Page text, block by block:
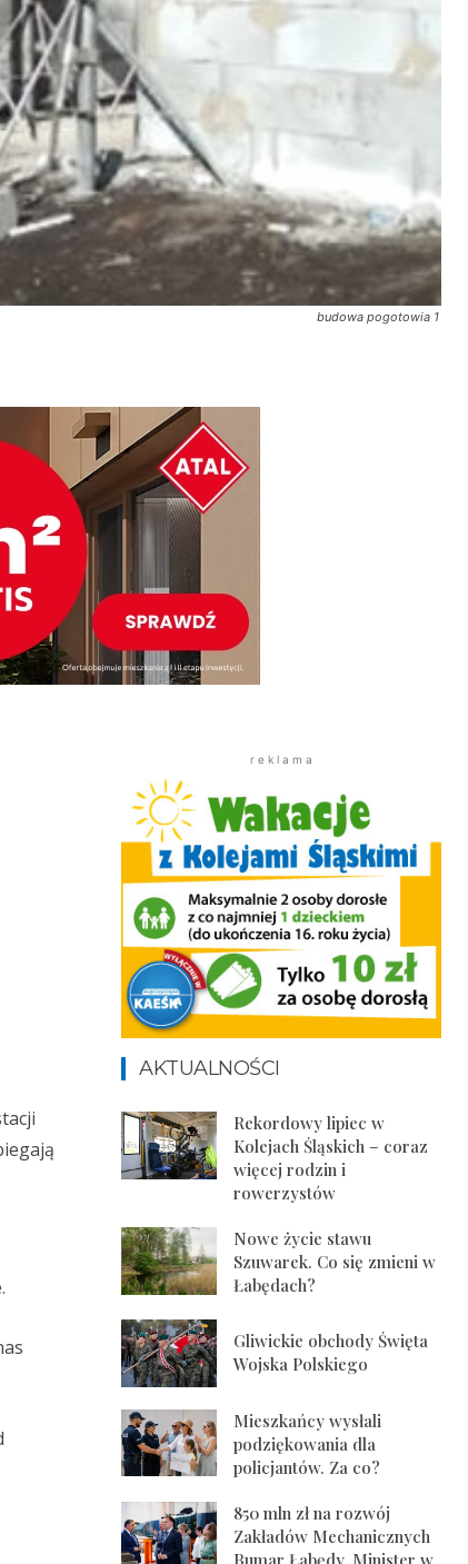
budowa pogotowia 1
r e k l a m a
AKTUALNOŚCI
Rekordowy lipiec w
Kolejach Śląskich – coraz
więcej rodzin i
rowerzystów
Nowe życie stawu
Szuwarek. Co się zmieni w
Łabędach?
Gliwickie obchody Święta
Wojska Polskiego
Mieszkańcy wysłali
podziękowania dla
policjantów. Za co?
850 mln zł na rozwój
Zakładów Mechanicznych
Bumar Łabędy. Minister w